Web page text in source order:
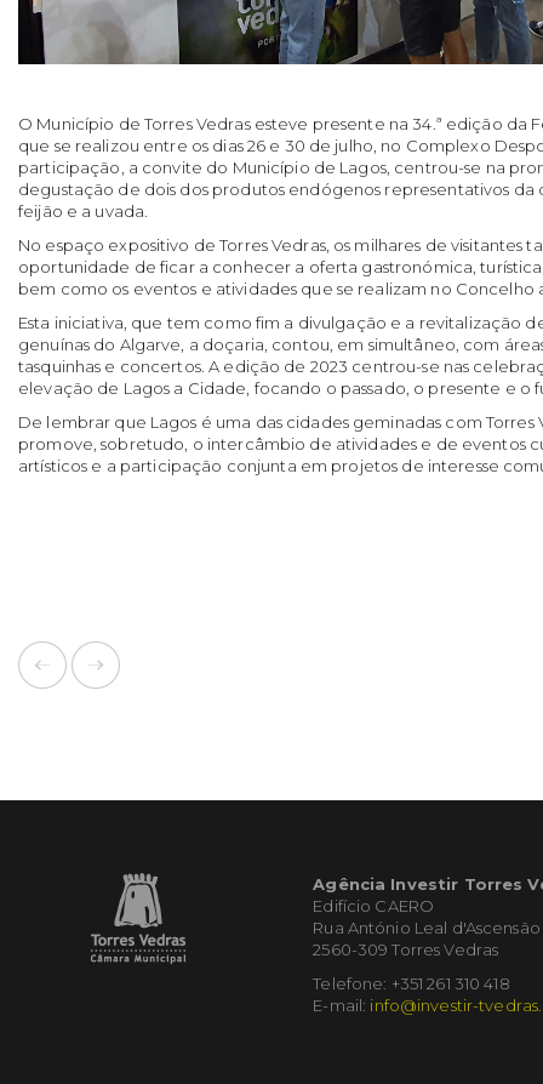
O Município de Torres Vedras esteve presente na 34.ª edição da
que se realizou entre os dias 26 e 30 de julho, no Complexo
participação, a convite do Município de Lagos, centrou-se na
degustação de dois dos produtos endógenos representativos da
feijão e a uvada.
No espaço expositivo de Torres Vedras, os milhares de visitantes
oportunidade de ficar a conhecer a oferta gastronómica,
bem como os eventos e atividades que se realizam no Concelho
Esta iniciativa, que tem como fim a divulgação e a revitalização
genuínas do Algarve, a doçaria, contou, em simultâneo, com
tasquinhas e concertos. A edição de 2023 centrou-se nas
elevação de Lagos a Cidade, focando o passado, o presente e o
De lembrar que Lagos é uma das cidades geminadas com Torres
promove, sobretudo, o intercâmbio de atividades e de eventos
artísticos e a participação conjunta em projetos de interesse
Agência Investir Torres
Edifício CAERO
Rua António Leal d'Ascensão
2560-309 Torres Vedras
Telefone: +351 261 310 418
E-mail: info@investir-